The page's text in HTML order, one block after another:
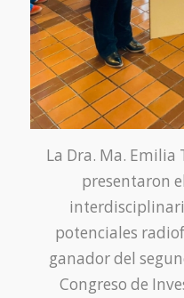
La Dra. Ma. Emilia
presentaron
potenciales
ganador del
Congreso de